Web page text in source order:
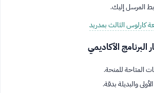
المرسل إليك.
كارلوس الثالث بمدريد
البرنامج الأكاديمي
المتاحة للمنحة.
والبديلة بدقة.